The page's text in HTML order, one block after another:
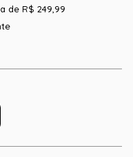
de R$ 249,99